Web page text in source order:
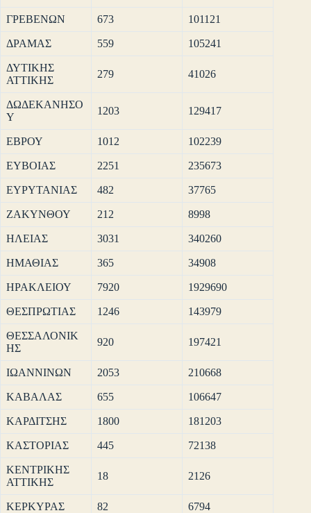
ΓΡΕΒΕΝΩΝ 673 101121
ΔΡΑΜΑΣ 559 105241
ΔΥΤΙΚΗΣ
ΑΤΤΙΚΗΣ
279 41026
ΔΩΔΕΚΑΝΗΣΟ
Υ
1203 129417
ΕΒΡΟΥ 1012 102239
ΕΥΒΟΙΑΣ 2251 235673
ΕΥΡΥΤΑΝΙΑΣ 482 37765
ΖΑΚΥΝΘΟΥ 212 8998
ΗΛΕΙΑΣ 3031 340260
ΗΜΑΘΙΑΣ 365 34908
ΗΡΑΚΛΕΙΟΥ 7920 1929690
ΘΕΣΠΡΩΤΙΑΣ 1246 143979
ΘΕΣΣΑΛΟΝΙΚ
ΗΣ
920 197421
ΙΩΑΝΝΙΝΩΝ 2053 210668
ΚΑΒΑΛΑΣ 655 106647
ΚΑΡΔΙΤΣΗΣ 1800 181203
ΚΑΣΤΟΡΙΑΣ 445 72138
ΚΕΝΤΡΙΚΗΣ
ΑΤΤΙΚΗΣ
18 2126
ΚΕΡΚΥΡΑΣ 82 6794